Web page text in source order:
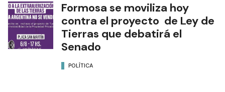
Formosa se moviliza hoy
contra el proyecto de Ley de
Tierras que debatirá el
Senado
POLÍTICA